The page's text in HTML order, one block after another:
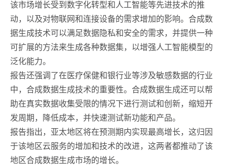
该市场增长受到数字化转型和人工智能等先进技术的推
动，以及对物联网和连接设备的需求增加的影响。合成数
据生成技术可以满足数据隐私和安全的需求，并提供一种
可扩展的方法来生成各种数据集，以增强人工智能模型的
泛化能力。
报告还强调了在医疗保健和银行业等涉及敏感数据的行业
中，合成数据生成技术的重要性。合成数据生成还可以帮
助在真实数据收集受限的情况下进行测试和创新，缩短开
发周期，降低成本，并快速测试新功能和产品。
报告指出，亚太地区将在预测期内实现最高增长，这归因
于该地区云服务的增加和技术的改进，这两者都推动了该
地区合成数据生成市场的增长。